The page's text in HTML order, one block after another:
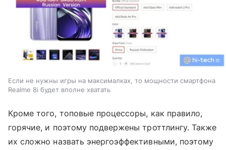
Если не нужны игры на максималках, то мощности смартфона
Realme 8i будет вполне хватать
Кроме того, топовые процессоры, как правило,
горячие, и поэтому подвержены троттлингу. Также
их сложно назвать энергоэффективными, поэтому